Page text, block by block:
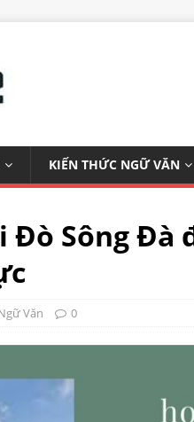
KIẾN THỨC NGỮ VĂN
Đò Sông Đà
Văn 0